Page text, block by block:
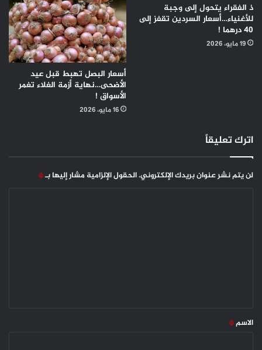
ذ الفقراء يتحول إلى وجبة
للأغنياء…أسعار السردين تقفز إلى
40 درهما !
19 مايو، 2026
أسعار البصل تهبط قبل عيد
الأضحى…نهاية أزمة الغلاء تغمر
الأسواق !
16 مايو، 2026
اترك تعليقاً
لن يتم نشر عنوان بريدك الإلكتروني.الحقول الإلزامية مشار إليها بـ*
*
الاسم*